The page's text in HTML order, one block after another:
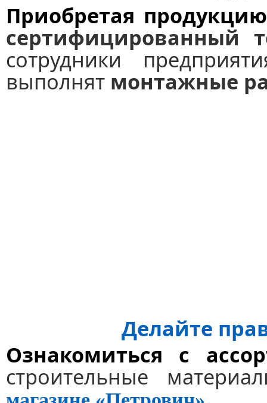
Приобретая продукцию
сертифицированный
сотрудники
выполнят монтажные
Делайте
Ознакомиться с
строительные